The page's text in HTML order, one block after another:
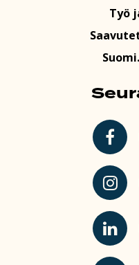
Työ